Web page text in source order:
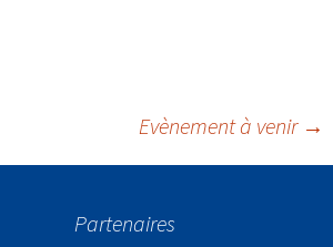
Evènement à venir →
Partenaires